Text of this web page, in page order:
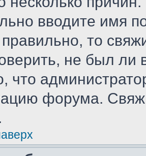
вводите имя
правильно, то
не был ли
что
форума.